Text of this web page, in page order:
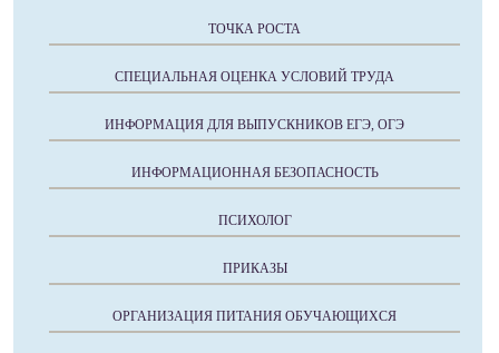
ТОЧКА РОСТА
СПЕЦИАЛЬНАЯ ОЦЕНКА УСЛОВИЙ ТРУДА
ИНФОРМАЦИЯ ДЛЯ ВЫПУСКНИКОВ ЕГЭ, ОГЭ
ИНФОРМАЦИОННАЯ БЕЗОПАСНОСТЬ
ПСИХОЛОГ
ПРИКАЗЫ
ОРГАНИЗАЦИЯ ПИТАНИЯ ОБУЧАЮЩИХСЯ